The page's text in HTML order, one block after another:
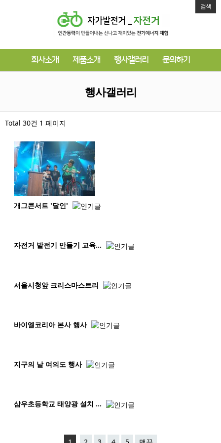
검색
회사소개 제품소개 행사갤러리 문의하기
행사갤러리
Total 30건 1 페이지
개그콘서트 '달인'
자전거 발전기 만들기 교육…
서울시청앞 크리스마스트리
바이엘코리아 본사 행사
지구의 날 여의도 행사
삼우초등학교 태양광 설치 …